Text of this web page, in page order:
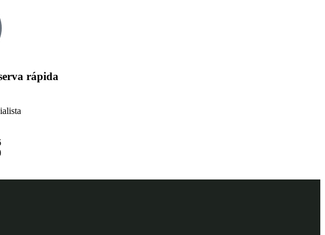
rápida